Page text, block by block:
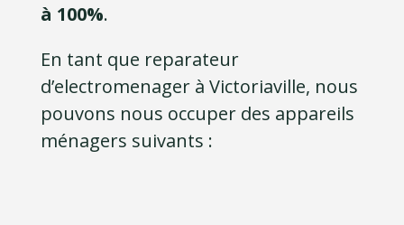
à 100%.
En tant que reparateur
d’electromenager à Victoriaville, nous
pouvons nous occuper des appareils
ménagers suivants :